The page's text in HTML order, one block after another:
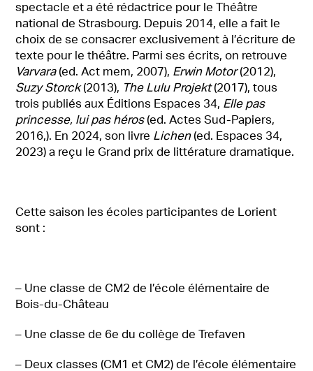
spectacle et a été rédactrice pour le Théâtre
national de Strasbourg. Depuis 2014, elle a fait le
choix de se consacrer exclusivement à l’écriture de
texte pour le théâtre. Parmi ses écrits, on retrouve
Varvara(ed. Act mem, 2007), Erwin Motor(2012),
Suzy Storck(2013), The Lulu Projekt(2017), tous
trois publiés aux Éditions Espaces 34, Elle pas
princesse, lui pas héros(ed. Actes Sud-Papiers,
2016,). En 2024, son livre Lichen(ed. Espaces 34,
2023) a reçu le Grand prix de littérature dramatique.
Cette saison les écoles participantes de Lorient
sont :
– Une classe de CM2 de l’école élémentaire de
Bois-du-Château
– Une classe de 6e du collège de Trefaven
– Deux classes (CM1 et CM2) de l’école élémentaire